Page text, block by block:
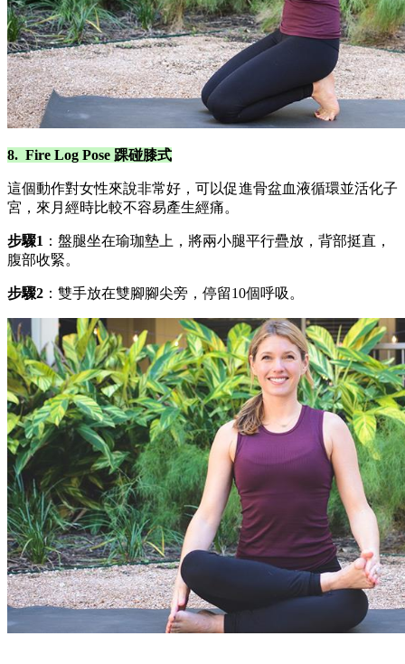
8. Fire Log Pose 踝碰膝式
這個動作對女性來說非常好，可以促進骨盆血液循環並活化子
宮，來月經時比較不容易產生經痛。
步驟1 ：盤腿坐在瑜珈墊上，將兩小腿平行疊放，背部挺直，
腹部收緊。
步驟2 ：雙手放在雙腳腳尖旁，停留10個呼吸。